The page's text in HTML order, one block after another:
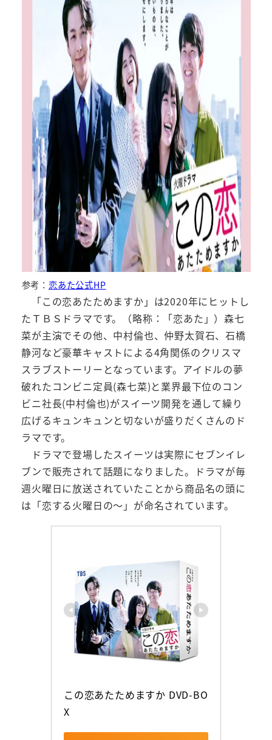
参考： 恋あた公式HP
「この恋あたためますか」は2020年にヒットし
たＴＢＳドラマです。（略称：「恋あた」）森七
菜が主演でその他、中村倫也、仲野太賀石、石橋
静河など豪華キャストによる4角関係のクリスマ
スラブストーリーとなっています。アイドルの夢
破れたコンビニ定員(森七菜)と業界最下位のコン
ビニ社長(中村倫也)がスイーツ開発を通して繰り
広げるキュンキュンと切ないが盛りだくさんのド
ラマです。
ドラマで登場したスイーツは実際にセブンイレ
ブンで販売されて話題になりました。ドラマが毎
週火曜日に放送されていたことから商品名の頭に
は「恋する火曜日の～」が命名されています。
この恋あたためますか DVD-BO
X